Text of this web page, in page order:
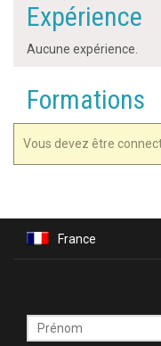
Expérience
Aucune expérience.
Formations
Vous devez être
France